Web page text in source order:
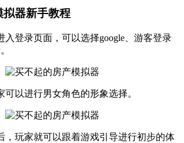
器新手教程
入登录页面，可以选择google、游客登录
可以进行男女角色的形象选择。
，玩家就可以跟着游戏引导进行初步的体